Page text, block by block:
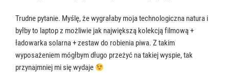
Trudne pytanie. Myślę, że wygrałaby moja technologiczna natura i
byłby to laptop z możliwie jak największą kolekcją filmową +
ładowarka solarna + zestaw do robienia piwa. Z takim
wyposażeniem mógłbym długo przeżyć na takiej wyspie, tak
przynajmniej mi się wydaje